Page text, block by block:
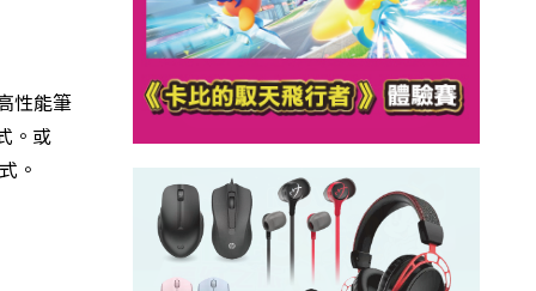
性能筆
。 或
。